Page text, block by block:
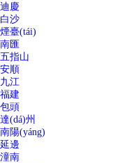
迪慶
白沙
煙臺(tái)
南匯
五指山
安順
九江
福建
包頭
達(dá)州
南陽(yáng)
延邊
潼南